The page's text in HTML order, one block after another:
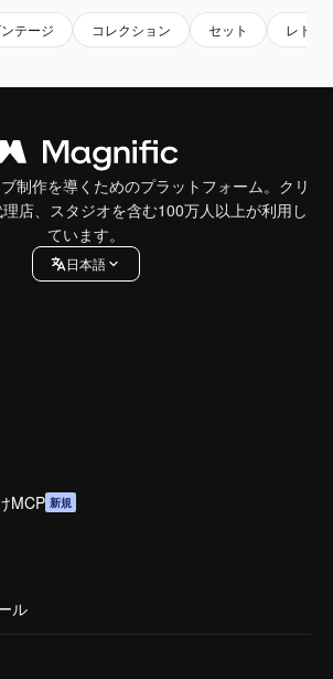
テージ コレクション セット レトロ
制作を導くためのプラットフォーム。クリ
店、スタジオを含む100万人以上が利用し
ています。
日本語
MCP 新規
ル